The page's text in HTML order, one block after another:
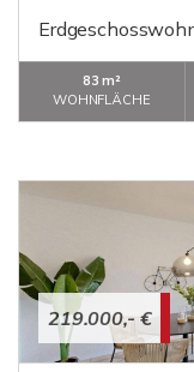
83 m²
WOHNFLÄCHE
219.000,- €